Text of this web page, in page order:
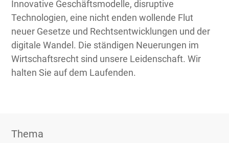
Innovative Geschäftsmodelle, disruptive
Technologien, eine nicht enden wollende Flut
neuer Gesetze und Rechtsentwicklungen und der
digitale Wandel. Die ständigen Neuerungen im
Wirtschaftsrecht sind unsere Leidenschaft. Wir
halten Sie auf dem Laufenden.
Thema